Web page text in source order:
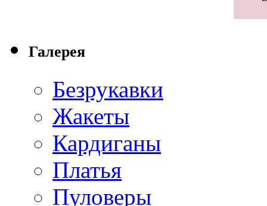
Галерея
Безрукавки
Жакеты
Кардиганы
Платья
Пуловеры